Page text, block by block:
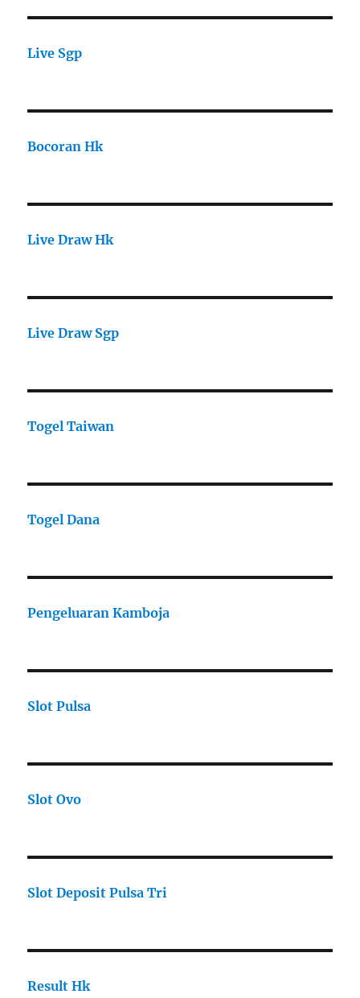
Live Sgp
Bocoran Hk
Live Draw Hk
Live Draw Sgp
Togel Taiwan
Togel Dana
Pengeluaran Kamboja
Slot Pulsa
Slot Ovo
Slot Deposit Pulsa Tri
Result Hk